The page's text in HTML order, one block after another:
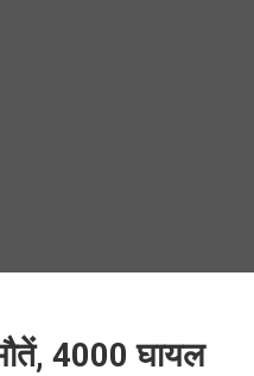
4000 घायल